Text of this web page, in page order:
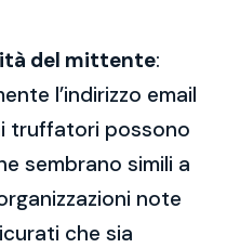
del mittente:
l’indirizzo email
truffatori possono
sembrano simili a
note
che sia